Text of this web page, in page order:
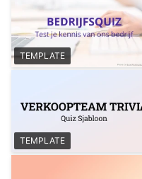
TEMPLATE
TEMPLATE